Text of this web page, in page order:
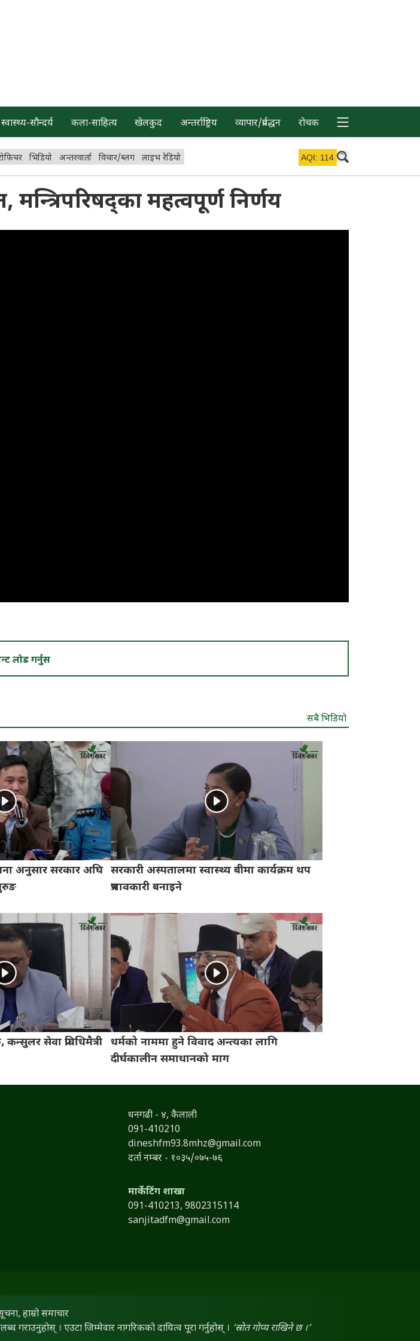
स्वास्थ्य-सौन्दर्य कला-साहित्य खेलकुद अन्तर्राष्ट्रिय व्यापार/प्रर्वद्धन रोचक
भिडियो अन्तरवार्ता विचार/ब्लग लाइभ रेडियो AQI: 114
मन्त्रिपरिषद्का महत्वपूर्ण निर्णय
लोड गर्नुस
सबै भिडियो
अनुसार सरकार अघि सरकारी अस्पतालमा स्वास्थ्य बीमा कार्यक्रम थप
प्रभावकारी बनाइने
कन्सुलर सेवा प्रविधिमैत्री
धर्मको नाममा हुने विवाद अन्त्यका लागि
दीर्घकालीन समाधानको माग
धनगढी - ४, कैलाली
091-410210
dineshfm93.8mhz@gmail.com
दर्ता नम्बर - १०३५/०७५-७६
मार्केटिंग शाखा
091-410213,9802315114
sanjitadfm@gmail.com
हाम्रो समाचार
गराउनुहोस् । एउटा जिम्मेवार नागरिकको दायित्व पूरा गर्नुहोस् । ‘स्रोत गोप्य राखिने छ ।’